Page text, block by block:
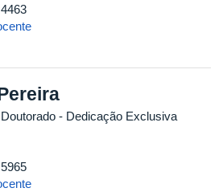
4463
- Dedicação Exclusiva
5965